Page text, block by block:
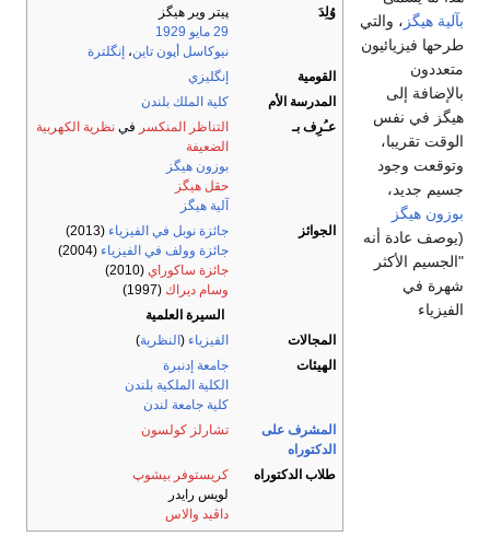
وُلِدَ
پيتر وير هيگز
29 مايو
1929
نيوكاسل أپون تاين، إنگلترة
القومية
إنگليزي
المدرسة الأم
كلية الملك بلندن
عـُرِف بـ
التناظر المنكسر في نظرية الكهربية
الضعيفة
بوزون هيگز
حقل هيگز
آلية هيگز
الجوائز
جائزة نوبل في الفيزياء (2013)
جائزة وولف في الفيزياء (2004)
جائزة ساكوراي (2010)
وسام ديراك (1997)
السيرة العلمية
المجالات
الفيزياء ( النظرية)
الهيئات
جامعة إدنبرة
الكلية الملكية بلندن
كلية جامعة لندن
المشرف على
الدكتوراه
تشارلز كولسون
طلاب الدكتوراه
كريستوفر بيشوپ
لويس رايدر
داڤيد والاس
بآلية هيگز ، والتي
طرحها فيزيائيون
متعددون
بالإضافة إلى
هيگز في نفس
الوقت تقريبا،
وتوقعت وجود
جسيم جديد،
بوزون هيگز
(يوصف عادة أنه
"الجسيم الأكثر
شهرة في
الفيزياء